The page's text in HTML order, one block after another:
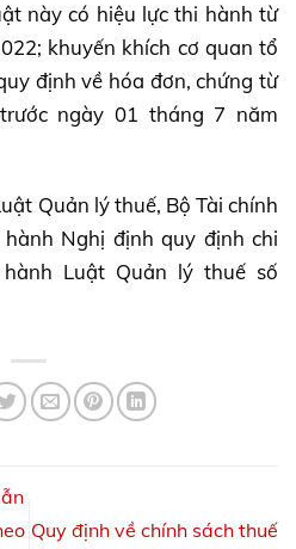
này có hiệu lực thi hành từ
khuyến khích cơ quan tổ
định về hóa đơn, chứng từ
ngày 01 tháng 7 năm
Quản lý thuế, Bộ Tài chính
Nghị định quy định chi
Luật Quản lý thuế số
Quy định về chính sách thuế